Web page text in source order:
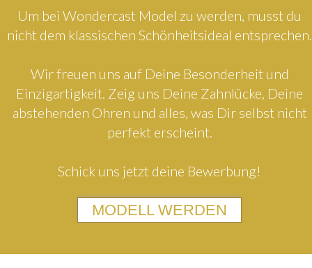
Um bei Wondercast Model zu werden, musst du
nicht dem klassischen Schönheitsideal entsprechen.
Wir freuen uns auf Deine Besonderheit und
Einzigartigkeit. Zeig uns Deine Zahnlücke, Deine
abstehenden Ohren und alles, was Dir selbst nicht
perfekt erscheint.
Schick uns jetzt deine Bewerbung!
MODELL WERDEN